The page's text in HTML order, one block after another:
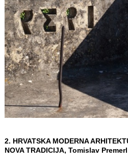
2. HRVATSKA MODERNA
NOVA TRADICIJA, Tomislav Premerl